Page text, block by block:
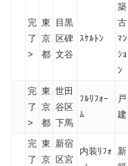
完
了
>
東
京
都
目黒
区碑
文谷
ｽｹﾙﾄﾝ
築
古
ﾏﾝ
ｼｮ
ﾝ
完
了
>
東
京
都
世田
谷区
下馬
ﾌﾙﾘﾌｫｰ
ﾑ
戸
建
完
了
東
京
新宿
区宮
内装ﾘﾌｫ
新